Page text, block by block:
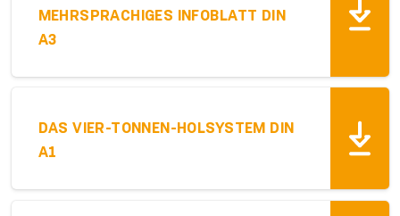
MEHRSPRACHIGES INFOBLATT DIN
A3
DAS VIER-TONNEN-HOLSYSTEM DIN
A1